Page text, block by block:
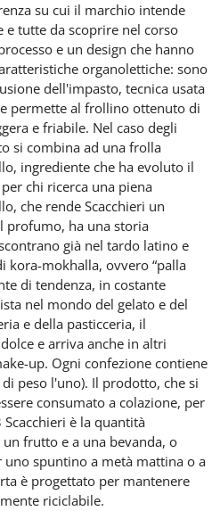
su cui il marchio intende
e tutte da scoprire nel corso
e un design che hanno
organolettiche: sono
dell'impasto, tecnica usata
permette al frollino ottenuto di
e friabile. Nel caso degli
si combina ad una frolla
ingrediente che ha evoluto il
chi ricerca una piena
che rende Scacchieri un
profumo, ha una storia
già nel tardo latino e
kora-mokhalla, ovvero “palla
di tendenza, in costante
nel mondo del gelato e del
e della pasticceria, il
e arriva anche in altri
up. Ogni confezione contiene
peso l'uno). Il prodotto, che si
consumato a colazione, per
è la quantità
frutto e a una bevanda, o
spuntino a metà mattina o a
è progettato per mantenere
riciclabile.